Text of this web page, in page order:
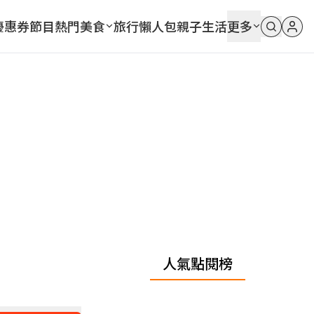
惠券節目熱門美食 旅行懶人包親子生活更多
人氣點閱榜